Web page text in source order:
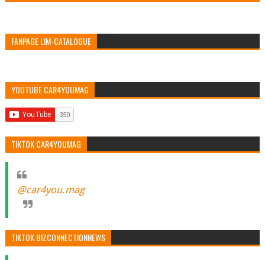
FANPAGE LIM-CATALOGUE
YOUTUBE CAR4YOUMAG
TIKTOK CAR4YOUMAG
@car4you.mag
TIKTOK BIZCONNECTIONNEWS